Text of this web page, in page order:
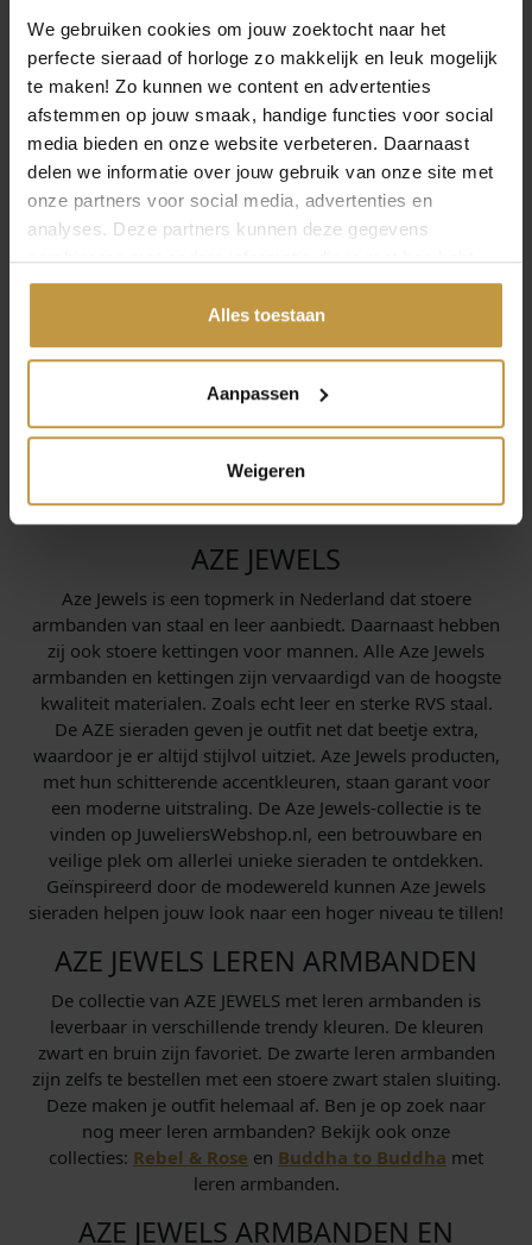
We gebruiken cookies om jouw zoektocht naar het
perfecte sieraad of horloge zo makkelijk en leuk mogelijk
te maken! Zo kunnen we content en advertenties
afstemmen op jouw smaak, handige functies voor social
media bieden en onze website verbeteren. Daarnaast
delen we informatie over jouw gebruik van onze site met
onze partners voor social media, advertenties en
analyses. Deze partners kunnen deze gegevens
combineren met andere informatie die je met hen hebt
gedeeld of die ze hebben verzameld via jouw gebruik van
Alles toestaan
Aanpassen
Weigeren
OPEN FILTER
Meer modellen tonen
SUBCATEGORIEËN
AZE ARMBANDEN
EN KETTINGEN
AZE JUNIOR
AZE JEWELS ARMBANDEN
en ontwikkeld in Nederland. AZE Jewels biedt een breed
scala aan op maat gemaakte accessoires voor mannen,
uitgebreide keuze aan stijlen, maken ze gebruik van de
meest geprefereerde materialen zoals roestvrij staal
en hoogwaardig leer. AZE Jewels houdt van reizen en hun
sieraden zijn de finishing touch voor elke outfit, waar je
ook bent.
AZE JEWELS
Aze Jewels is een topmerk in Nederland dat stoere
armbanden van staal en leer aanbiedt. Daarnaast hebben
zij ook stoere kettingen voor mannen. Alle Aze Jewels
armbanden en kettingen zijn vervaardigd van de hoogste
kwaliteit materialen. Zoals echt leer en sterke RVS staal.
De AZE sieraden geven je outfit net dat beetje extra,
waardoor je er altijd stijlvol uitziet. Aze Jewels producten,
met hun schitterende accentkleuren, staan garant voor
een moderne uitstraling. De Aze Jewels-collectie is te
vinden op JuweliersWebshop.nl, een betrouwbare en
veilige plek om allerlei unieke sieraden te ontdekken.
Geïnspireerd door de modewereld kunnen Aze Jewels
sieraden helpen jouw look naar een hoger niveau te tillen!
AZE JEWELS LEREN ARMBANDEN
De collectie van AZE JEWELS met leren armbanden is
leverbaar in verschillende trendy kleuren. De kleuren
zwart en bruin zijn favoriet. De zwarte leren armbanden
zijn zelfs te bestellen met een stoere zwart stalen sluiting.
Deze maken je outfit helemaal af. Ben je op zoek naar
nog meer leren armbanden? Bekijk ook onze
collecties: Rebel & Rose en Buddha to Buddha met
leren armbanden.
AZE JEWELS ARMBANDEN EN